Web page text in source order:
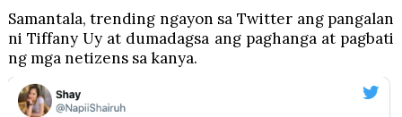
Samantala, trending ngayon sa Twitter ang pangalan
ni Tiffany Uy at dumadagsa ang paghanga at pagbati
ng mga netizens sa kanya.